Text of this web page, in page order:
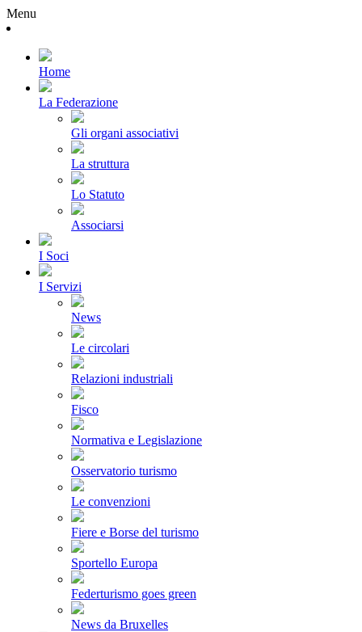
Menu
Home
La Federazione
Gli organi associativi
La struttura
Lo Statuto
Associarsi
I Soci
I Servizi
News
Le circolari
Relazioni industriali
Fisco
Normativa e Legislazione
Osservatorio turismo
Le convenzioni
Fiere e Borse del turismo
Sportello Europa
Federturismo goes green
News da Bruxelles